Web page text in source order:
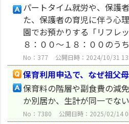
パートタイム就労や、保護
た、保護者の育児に伴う心
園でお預かりする「リフレ
８：００～１８：００のう
No：377 公開日時：2024/10/31
保育利用申込で、なぜ祖父
保育料の階層や副食費の減
か別居か、生計が同一でな
No：7380 公開日時：2025/02/14